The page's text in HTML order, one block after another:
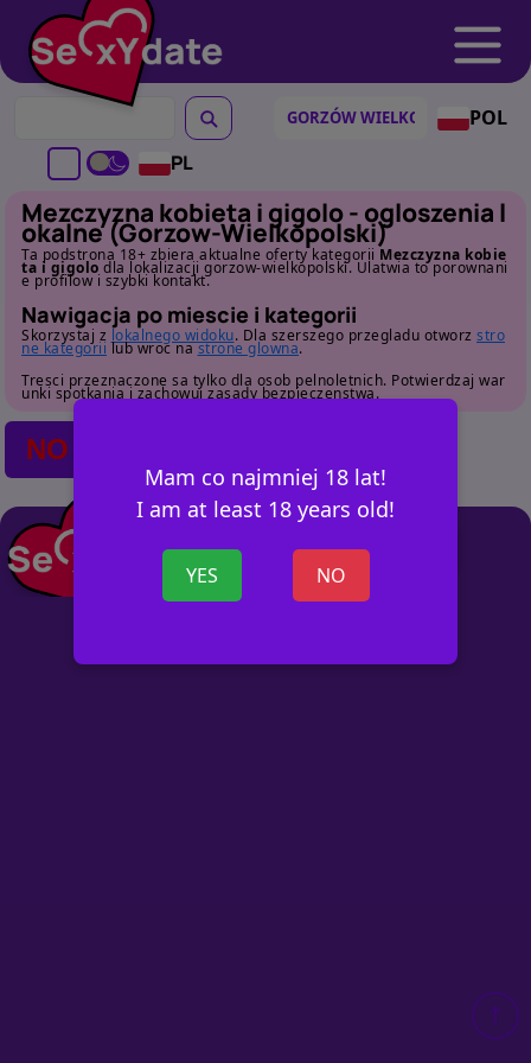
POL
PL
Mam co najmniej 18 lat!
I am at least 18 years old!
YES NO
Mezczyzna kobieta i gigolo - ogloszenia l
okalne (Gorzow-Wielkopolski)
Ta podstrona 18+ zbiera aktualne oferty kategorii Mezczyzna kobie
ta i gigolo dla lokalizacji gorzow-wielkopolski. Ulatwia to porownani
e profilow i szybki kontakt.
Nawigacja po miescie i kategorii
Skorzystaj z lokalnego widoku. Dla szerszego przegladu otworz stro
ne kategorii lub wroc nastrone glowna.
Tresci przeznaczone sa tylko dla osob pelnoletnich. Potwierdzaj war
unki spotkania i zachowuj zasady bezpieczenstwa.
NO POSTS FOUND